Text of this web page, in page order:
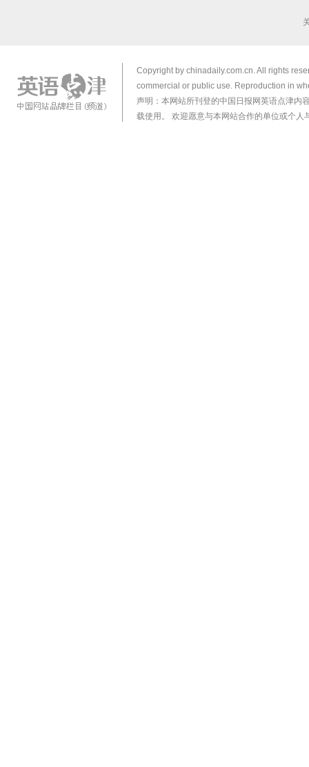
Copyright by chinadaily.com.cn. All rights
commercial or public use. Reproduction in
声明：本网站所刊登的中国日报网英语点津内
载使用。 欢迎愿意与本网站合作的单位或个人